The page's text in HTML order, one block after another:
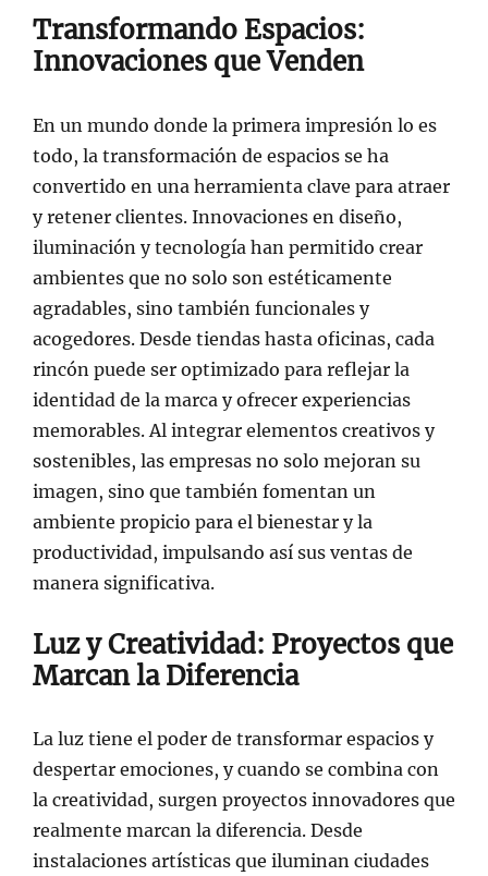
Transformando Espacios:
Innovaciones que Venden
En un mundo donde la primera impresión lo es
todo, la transformación de espacios se ha
convertido en una herramienta clave para atraer
y retener clientes. Innovaciones en diseño,
iluminación y tecnología han permitido crear
ambientes que no solo son estéticamente
agradables, sino también funcionales y
acogedores. Desde tiendas hasta oficinas, cada
rincón puede ser optimizado para reflejar la
identidad de la marca y ofrecer experiencias
memorables. Al integrar elementos creativos y
sostenibles, las empresas no solo mejoran su
imagen, sino que también fomentan un
ambiente propicio para el bienestar y la
productividad, impulsando así sus ventas de
manera significativa.
Luz y Creatividad: Proyectos que
Marcan la Diferencia
La luz tiene el poder de transformar espacios y
despertar emociones, y cuando se combina con
la creatividad, surgen proyectos innovadores que
realmente marcan la diferencia. Desde
instalaciones artísticas que iluminan ciudades